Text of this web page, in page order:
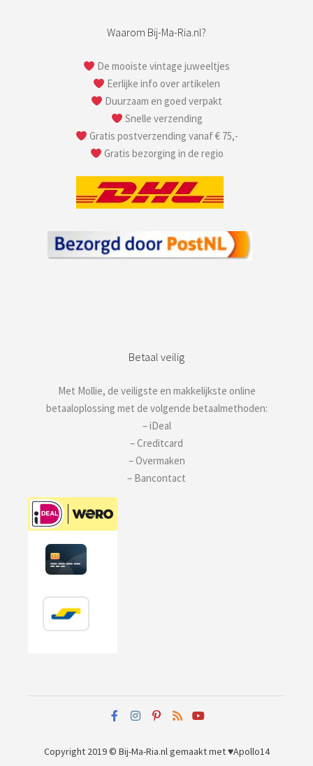
Waarom Bij-Ma-Ria.nl?
De mooiste vintage juweeltjes
Eerlijke info over artikelen
Duurzaam en goed verpakt
Snelle verzending
Gratis postverzending vanaf € 75,-
Gratis bezorging in de regio
Betaal veilig
Met Mollie, de veiligste en makkelijkste online
betaaloplossing met de volgende betaalmethoden:
– iDeal
– Creditcard
– Overmaken
– Bancontact
Copyright 2019 © Bij-Ma-Ria.nlgemaakt met ♥Apollo14